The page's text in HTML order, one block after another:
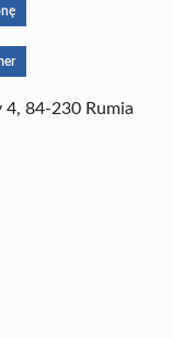
84-230 Rumia